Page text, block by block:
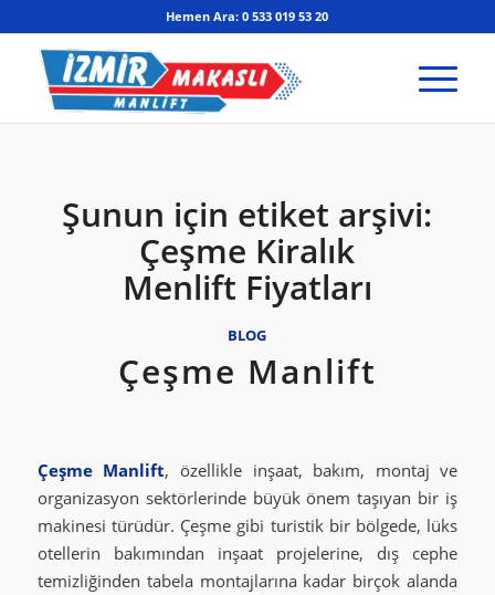
Hemen Ara: 0 533 019 53 20
Şunun için etiket arşivi:
Çeşme Kiralık
Menlift Fiyatları
BLOG
Çeşme Manlift
Çeşme Manlift, özellikle inşaat, bakım, montaj ve
organizasyon sektörlerinde büyük önem taşıyan bir iş
makinesi türüdür. Çeşme gibi turistik bir bölgede, lüks
otellerin bakımından inşaat projelerine, dış cephe
temizliğinden tabela montajlarına kadar birçok alanda